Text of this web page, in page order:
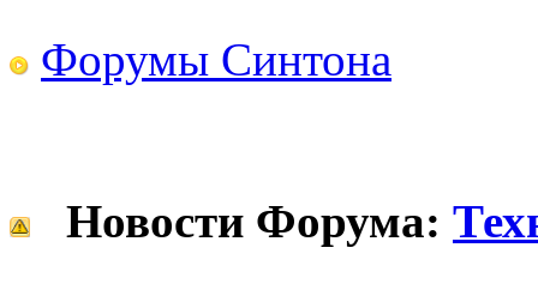
Форумы Синтона
Новости Форума: